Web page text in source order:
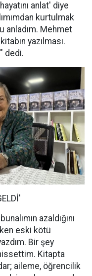
anlat' diye
kurtulmak
anladım. Mehmet
yazılması.
dedi.
azaldığını
eski kötü
Bir şey
Kitapta
aileme, öğrencilik